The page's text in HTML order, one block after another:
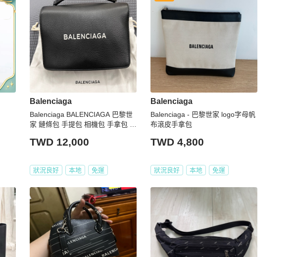
Balenciaga
Balenciaga BALENCIAGA 巴黎世
家 鏈條包 手提包 相機包 手拿包 側
TWD 12,000
狀況良好 本地 免運
Balenciaga
Balenciaga - 巴黎世家 logo字母帆
布滾皮手拿包
TWD 4,800
狀況良好 本地 免運